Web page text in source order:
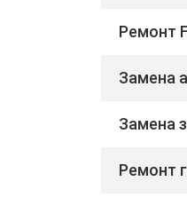
Ремонт
Замена
Замена
Ремонт